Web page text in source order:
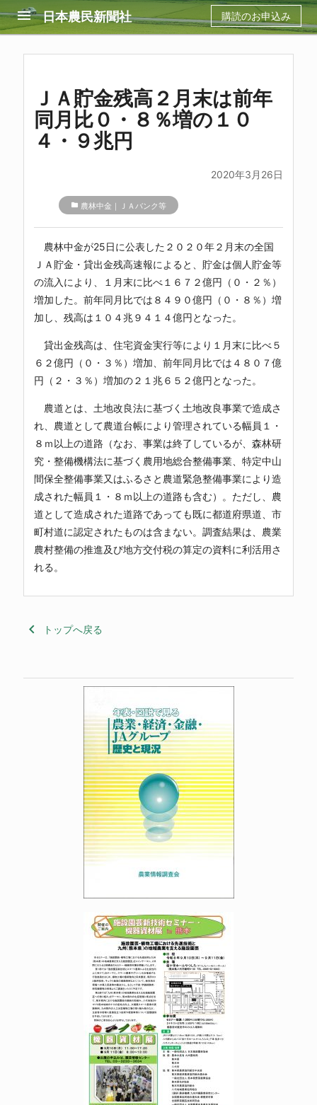
menu 日本農民新聞社 購読のお申込み
ＪＡ貯金残高２月末は前年
同月比０・８％増の１０
４・９兆円
2020年3月26日
folder 農林中金｜ＪＡバンク等
農林中金が25日に公表した２０２０年２月末の全国
ＪＡ貯金・貸出金残高速報によると、貯金は個人貯金等
の流入により、１月末に比べ１６７２億円（０・２％）
増加した。前年同月比では８４９０億円（０・８％）増
加し、残高は１０４兆９４１４億円となった。
貸出金残高は、住宅資金実行等により１月末に比べ５
６２億円（０・３％）増加、前年同月比では４８０７億
円（２・３％）増加の２１兆６５２億円となった。
農道とは、土地改良法に基づく土地改良事業で造成さ
れ、農道として農道台帳により管理されている幅員１・
８ｍ以上の道路（なお、事業は終了しているが、森林研
究・整備機構法に基づく農用地総合整備事業、特定中山
間保全整備事業又はふるさと農道緊急整備事業により造
成された幅員１・８ｍ以上の道路も含む）。ただし、農
道として造成された道路であっても既に都道府県道、市
町村道に認定されたものは含まない。調査結果は、農業
農村整備の推進及び地方交付税の算定の資料に利活用さ
れる。
keyboard_arrow_left トップへ戻る